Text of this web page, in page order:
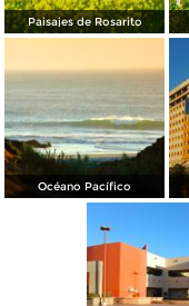
Paisajes de Rosarito
Océano Pacífico